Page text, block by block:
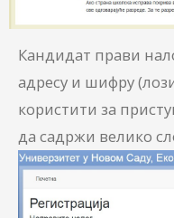
Кандидат прави
адресу и шифру
користити за
да садржи велико